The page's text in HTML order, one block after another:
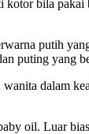
bila
putih
puting yang
dalam
oil. Luar